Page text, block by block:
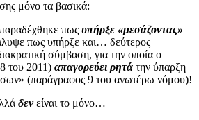
μόνο τα βασικά:
πως υπήρξε «μεσάζοντας»
πως υπήρξε και… δεύτερος
σύμβαση, για την οποία ο
του 2011) απαγορεύει ρητά την ύπαρξη
(παράγραφος 9 του ανωτέρω νόμου)!
δενείναι το μόνο…